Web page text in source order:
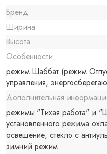
Бренд
Ширина
Высота
Особенности
режим Шаббат (режим
управления,
Дополнительная
режимы "Тихая работа" и
установленного режима
освещение, стекло с
зимний режим